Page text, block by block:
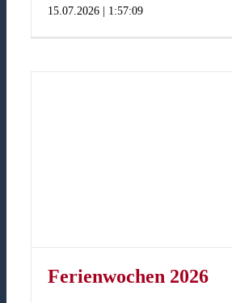
15.07.2026 | 1:57:09
Ferienwochen 2026